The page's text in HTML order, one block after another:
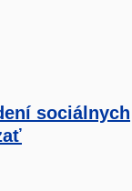
sociálnych